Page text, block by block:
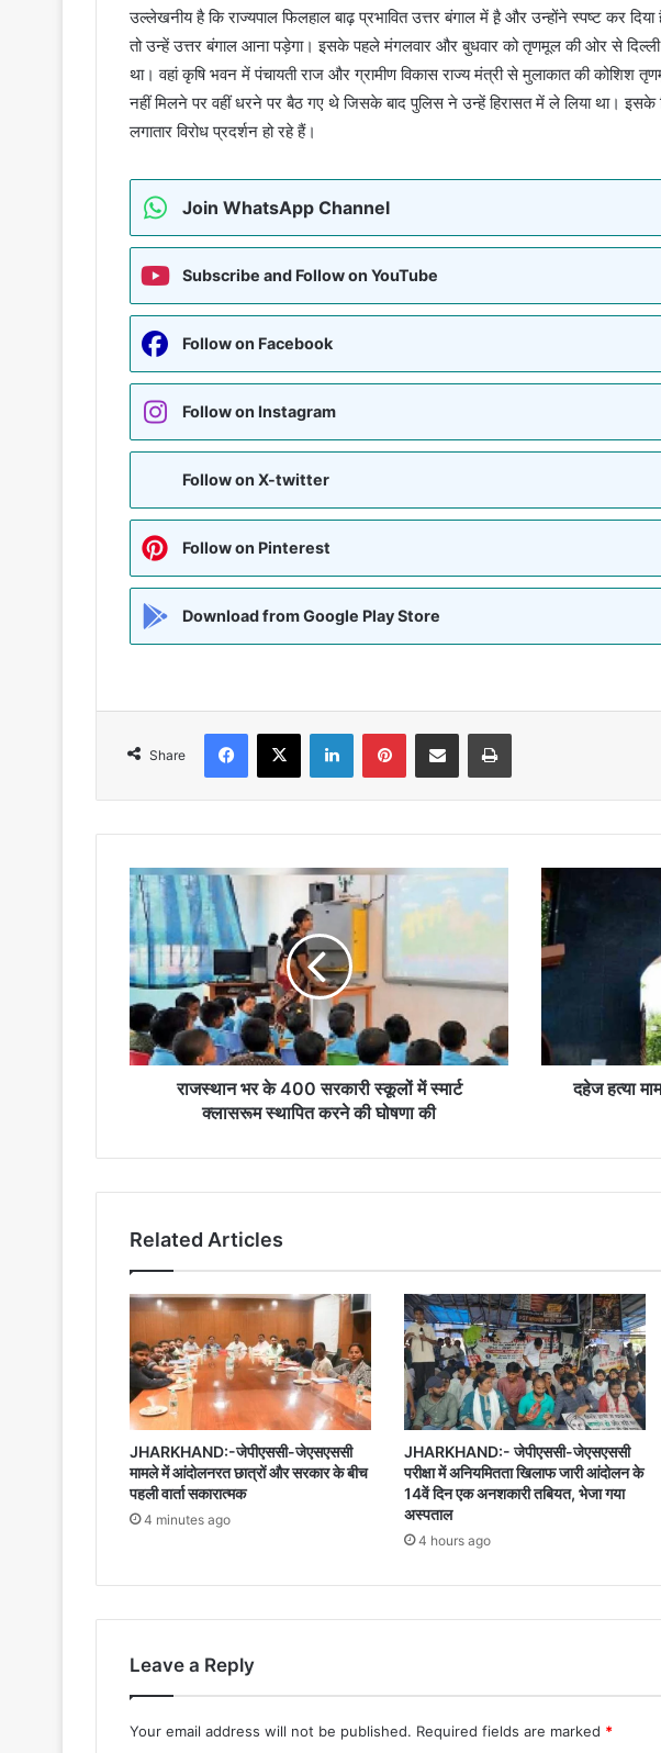
उल्लेखनीय है कि राज्यपाल फिलहाल बाढ़ प्रभावित उत्तर बंगाल में है़ और उन्होंने स्पष्ट कर
तो उन्हें उत्तर बंगाल आना पड़ेगा। इसके पहले मंगलवार और बुधवार को तृणमूल की ओर से दिल्ली
था। वहां कृषि भवन में पंचायती राज और ग्रामीण विकास राज्य मंत्री से मुलाकात की कोशिश
नहीं मिलने पर वहीं धरने पर बैठ गए थे जिसके बाद पुलिस ने उन्हें हिरासत में ले लिया था। इसके
लगातार विरोध प्रदर्शन हो रहे हैं।
Join WhatsApp Channel
Subscribe and Follow on YouTube
Follow on Facebook
Follow on Instagram
Follow on X-twitter
Follow on Pinterest
Download from Google Play Store
Share
Facebook
X LinkedInPinterestShare via Email Print
राजस्थान
भर
के
400
सरकारी
स्कूलों
में
स्मार्ट
क्लासरूम
घोषणा
राजस्थान भर के 400 सरकारी स्कूलों में स्मार्ट
क्लासरूम स्थापित करने की घोषणा की
दहेज
हत्या
मामले
में
ननद
को
और
पति
की
दहेज हत्या
Related Articles
JHARKHAND:-जेपीएससी-जेएसएससी
मामले में आंदोलनरत छात्रों और सरकार के बीच
पहली वार्ता सकारात्मक
4 minutes ago
JHARKHAND:- जेपीएससी-जेएसएससी
परीक्षा में अनियमितता खिलाफ जारी आंदोलन के
14वें दिन एक अनशकारी तबियत, भेजा गया
अस्पताल
4 hours ago
Leave a Reply
Your email address will not be published. Required fields are marked *